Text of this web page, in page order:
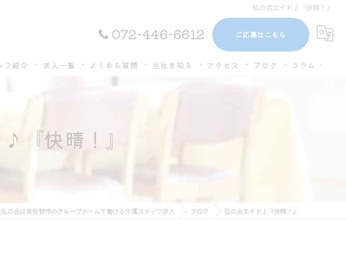
弘の会エイド♪『快晴！』
072-446-6612 ご応募はこちら
フ紹介 求人一覧 よくある質問 当社を知る アクセス ブログ コラム
『快晴！』
の会は泉佐野市のグループホームで働ける介護スタッフ求人 ブログ 弘の会エイド♪『快晴！』